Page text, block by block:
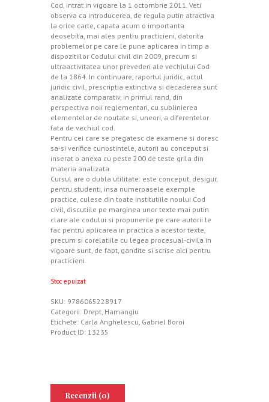
Cod, intrat in vigoare la 1 octombrie 2011. Veti
observa ca introducerea, de regula putin atractiva
la orice carte, capata acum o importanta
deosebita, mai ales pentru practicieni, datorita
problemelor pe care le pune aplicarea in timp a
dispozitiilor Codului civil din 2009, precum si
ultraactivitatea unor prevederi ale vechiului Cod
de la 1864. In continuare, raportul juridic, actul
juridic civil, prescriptia extinctiva si decaderea sunt
analizate comparativ, in primul rand, din
perspectiva noii reglementari, cu sublinierea
elementelor de noutate si, uneori, a diferentelor
fata de vechiul cod.
Pentru cei care se pregatesc de examene si doresc
sa-si verifice cunostintele, autorii au conceput si
inserat o anexa cu peste 200 de teste grila din
materia analizata.
Cursul are o dubla utilitate: este conceput, desigur,
pentru studenti, insa numeroasele exemple
practice, culese din toate institutiile noului Cod
civil, discutiile pe marginea unor texte mai putin
clare ale codului si propunerile pe care autorii le
fac pentru aplicarea in practica a acestor texte,
precum si corelatiile cu legea procesual-civila in
vigoare sunt, de fapt, gandite si scrise aici pentru
practicieni.
Stoc epuizat
SKU: 9786065228917
Categorii: Drept, Hamangiu
Etichete: Carla Anghelescu, Gabriel Boroi
Product ID: 13235
Recenzii (0)